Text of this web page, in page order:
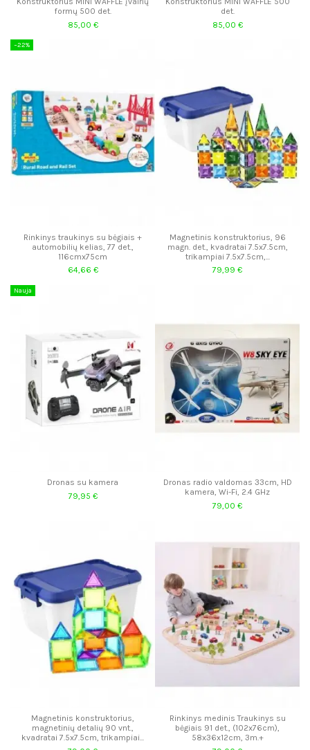
formų 500 det.
85,00 €
det.
85,00 €
−22%
Rinkinys traukinys su bėgiais +
automobilių kelias, 77 det.,
116cmx75cm
64,66 €
Magnetinis konstruktorius, 96
magn. det., kvadratai 7.5x7.5cm,
trikampiai 7.5x7.5cm,...
79,99 €
Nauja
Dronas su kamera
79,95 €
Dronas radio valdomas 33cm, HD
kamera, Wi-Fi, 2.4 GHz
79,00 €
Magnetinis konstruktorius,
magnetinių detalių 90 vnt.,
kvadratai 7.5x7.5cm, trikampiai...
Rinkinys medinis Traukinys su
bėgiais 91 det., (102x76cm),
58x36x12cm, 3m.+